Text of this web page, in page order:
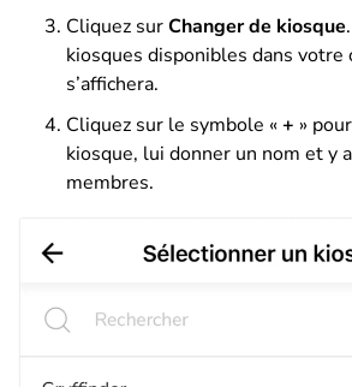
Cliquez surChanger de kiosque
kiosques disponibles dans votre
s’affichera.
Cliquez sur le symbole «+ »
kiosque, lui donner un nom et y
membres.